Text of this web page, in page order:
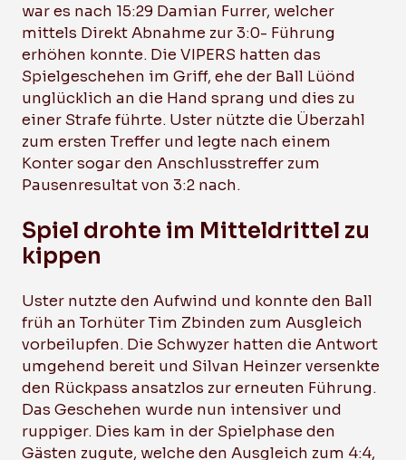
war es nach 15:29 Damian Furrer, welcher
mittels Direkt Abnahme zur 3:0- Führung
erhöhen konnte. Die VIPERS hatten das
Spielgeschehen im Griff, ehe der Ball Lüönd
unglücklich an die Hand sprang und dies zu
einer Strafe führte. Uster nützte die Überzahl
zum ersten Treffer und legte nach einem
Konter sogar den Anschlusstreffer zum
Pausenresultat von 3:2 nach.
Spiel drohte im Mitteldrittel zu
kippen
Uster nutzte den Aufwind und konnte den Ball
früh an Torhüter Tim Zbinden zum Ausgleich
vorbeilupfen. Die Schwyzer hatten die Antwort
umgehend bereit und Silvan Heinzer versenkte
den Rückpass ansatzlos zur erneuten Führung.
Das Geschehen wurde nun intensiver und
ruppiger. Dies kam in der Spielphase den
Gästen zugute, welche den Ausgleich zum 4:4,